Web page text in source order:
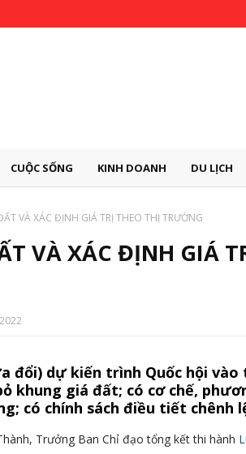
CUỘC SỐNG KINH DOANH DU LỊCH
VÀ XÁC ĐỊNH GIÁ TRỊ THEO THỊ TRƯỜNG
VÀ XÁC ĐỊNH GIÁ
đổi) dự kiến trình Quốc hội vào
khung giá đất; có cơ chế,
có chính sách điều tiết chênh
Trưởng Ban Chỉ đạo tổng kết thi hành